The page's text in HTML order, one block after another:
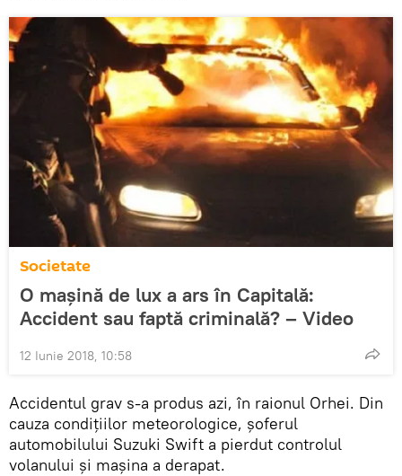
Societate
O mașină de lux a ars în Capitală:
Accident sau faptă criminală? – Video
12 Iunie 2018, 10:58
Accidentul grav s-a produs azi, în raionul Orhei. Din
cauza condițiilor meteorologice, șoferul
automobilului Suzuki Swift a pierdut controlul
volanului și mașina a derapat.